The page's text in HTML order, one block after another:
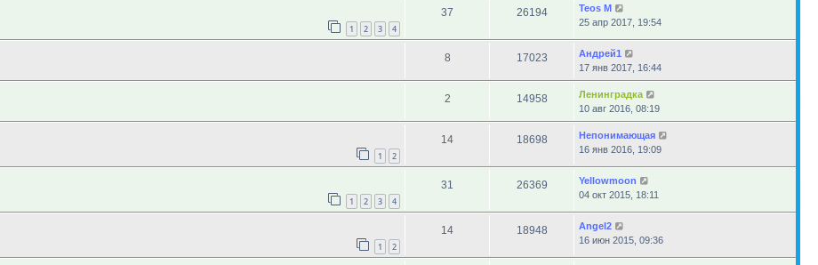
1 2 3 4
37 26194
Teos M
25 апр 2017, 19:54
8 17023
Андрей1
17 янв 2017, 16:44
2 14958
Ленинградка
10 авг 2016, 08:19
1 2
14 18698
Непонимающая
16 янв 2016, 19:09
1 2 3 4
31 26369
Yellowmoon
04 окт 2015, 18:11
1 2
14 18948
Angel2
16 июн 2015, 09:36